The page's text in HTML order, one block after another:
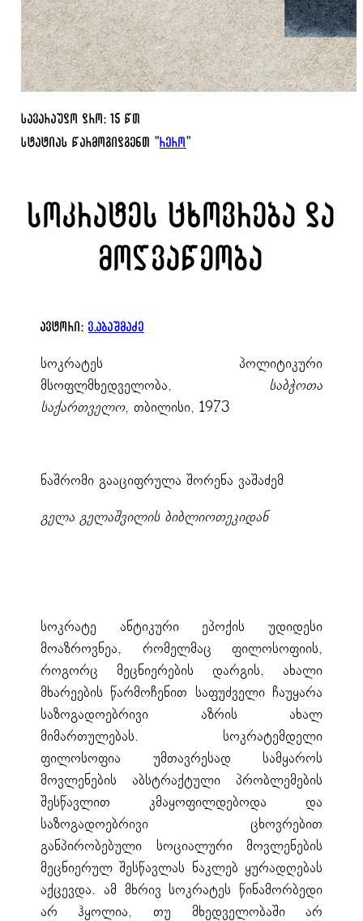
სავარაუდო დრო: 15 წთ
სტატიას წარმოგიდგენთ "რერო"
სოკრატეს ცხოვრება და
მოღვაწეობა
ავტორი: ვ.აბაშმაძე
სოკრატეს პოლიტიკური
მსოფლმხედველობა, საბჭოთა
საქართველო, თბილისი, 1973
ნაშრომი გააციფრულა შორენა ვაშაძემ
გელა გელაშვილის ბიბლიოთეკიდან
სოკრატე ანტიკური ეპოქის უდიდესი
მოაზროვნეა, რომელმაც ფილოსოფიის,
როგორც მეცნიერების დარგის, ახალი
მხარეების წარმოჩენით საფუძველი ჩაუყარა
საზოგადოებრივი აზრის ახალ
მიმართულებას. სოკრატემდელი
ფილოსოფია უმთავრესად სამყაროს
მოვლენების აბსტრაქტული პრობლემების
შესწავლით კმაყოფილდებოდა და
საზოგადოებრივი ცხოვრებით
განპირობებული სოციალური მოვლენების
მეცნიერულ შესწავლას ნაკლებ ყურადღებას
აქცევდა. ამ მხრივ სოკრატეს წინამორბედი
არ ჰყოლია, თუ მხედველობაში არ